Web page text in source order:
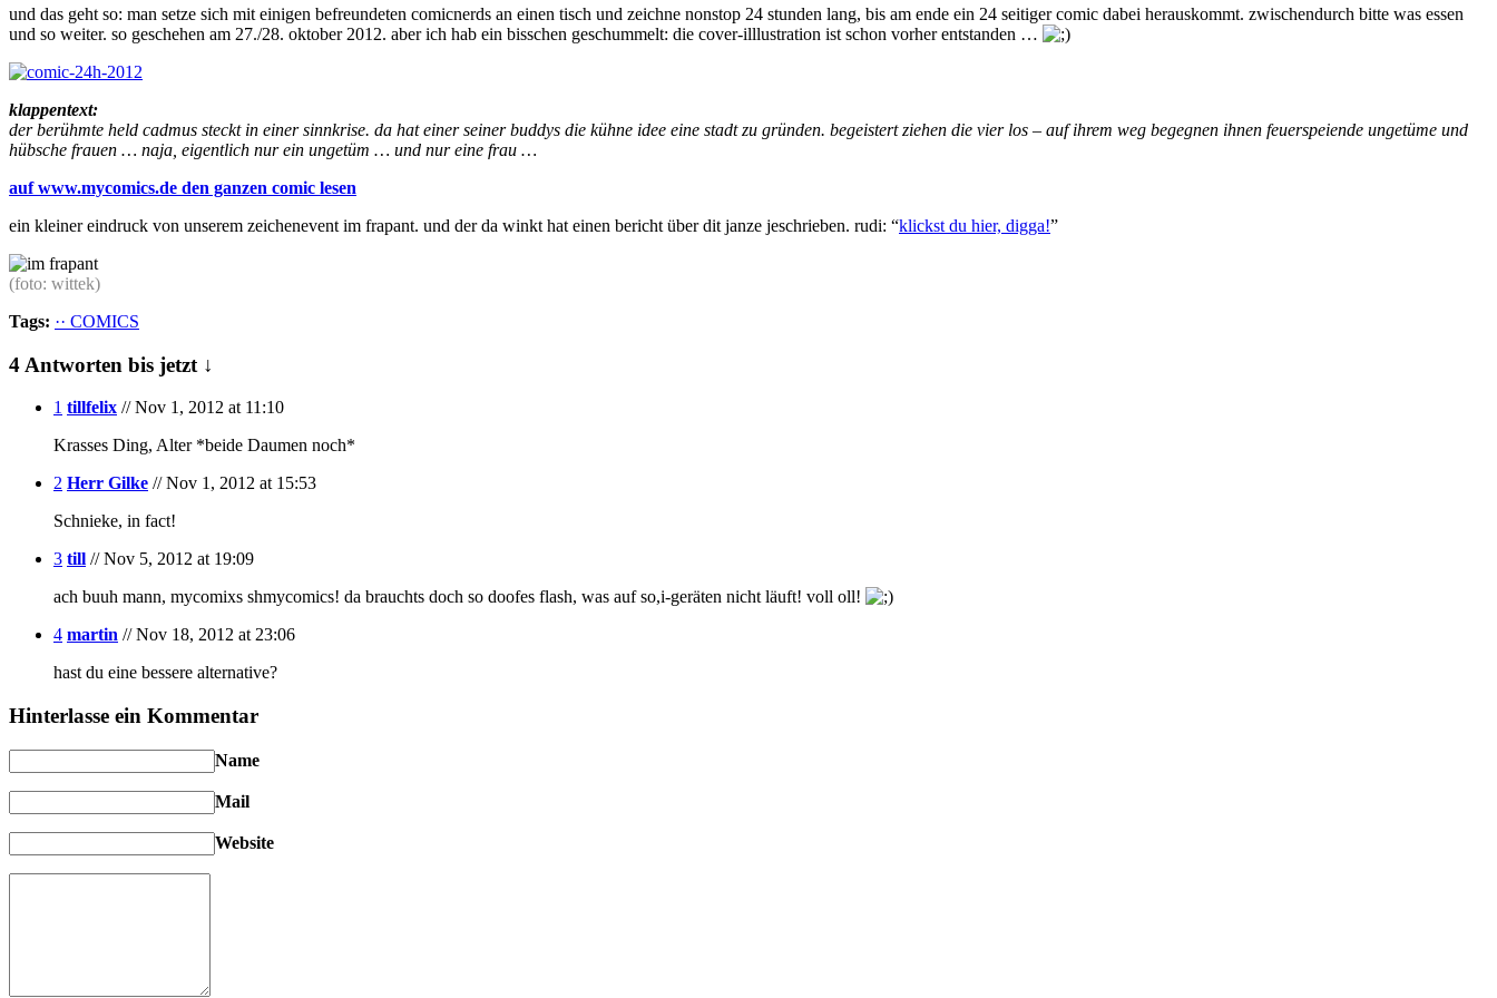
und das geht so: man setze sich mit einigen befreundeten comicnerds an einen tisch und zeichne nonstop 24 stunden lang, bis am ende ein 24 seitiger comic dabei herauskommt. zwischendurch bitte was essen
und so weiter. so geschehen am 27./28. oktober 2012. aber ich hab ein bisschen geschummelt: die cover-illlustration ist schon vorher entstanden …
klappentext:
der berühmte held cadmus steckt in einer sinnkrise. da hat einer seiner buddys die kühne idee eine stadt zu gründen. begeistert ziehen die vier los – auf ihrem weg begegnen ihnen feuerspeiende ungetüme und
hübsche frauen … naja, eigentlich nur ein ungetüm … und nur eine frau …
auf www.mycomics.de den ganzen comic lesen
ein kleiner eindruck von unserem zeichenevent im frapant. und der da winkt hat einen bericht über dit janze jeschrieben. rudi: “klickst du hier, digga!”
(foto: wittek)
Tags: ·· COMICS
4 Antworten bis jetzt ↓
1 tillfelix // Nov 1, 2012 at 11:10
Krasses Ding, Alter *beide Daumen noch*
2 Herr Gilke // Nov 1, 2012 at 15:53
Schnieke, in fact!
3 till // Nov 5, 2012 at 19:09
ach buuh mann, mycomixs shmycomics! da brauchts doch so doofes flash, was auf so,i-geräten nicht läuft! voll oll!
4 martin // Nov 18, 2012 at 23:06
hast du eine bessere alternative?
Hinterlasse ein Kommentar
Name
Mail
Website